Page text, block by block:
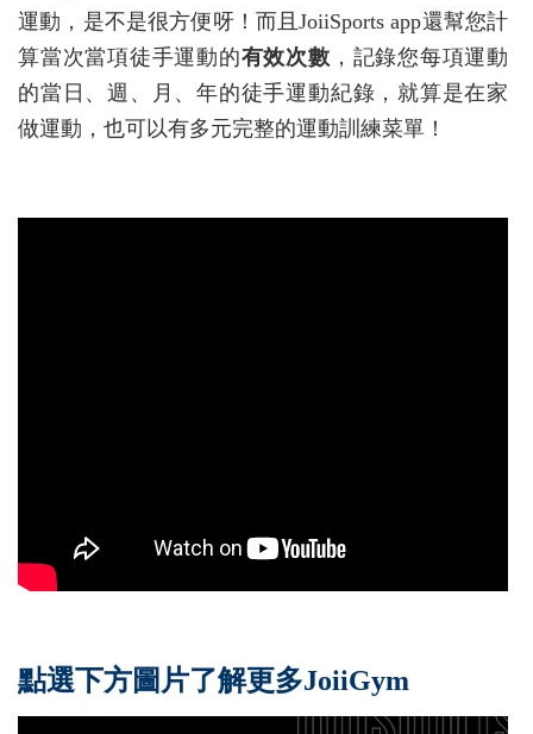
運動，是不是很方便呀！而且JoiiSports app還幫您計
算當次當項徒手運動的有效次數 ，記錄您每項運動
的當日、週、月、年的徒手運動紀錄，就算是在家
做運動，也可以有多元完整的運動訓練菜單！
點選下方圖片了解更多JoiiGym